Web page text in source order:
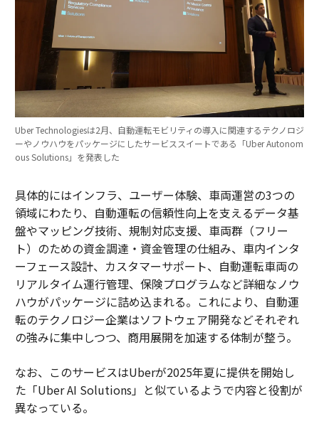
Uber Technologiesは2月、自動運転モビリティの導入に関連するテクノロジ
ーやノウハウをパッケージにしたサービススイートである「Uber Autonom
ous Solutions」を発表した
具体的にはインフラ、ユーザー体験、車両運営の3つの
領域にわたり、自動運転の信頼性向上を支えるデータ基
盤やマッピング技術、規制対応支援、車両群（フリー
ト）のための資金調達・資金管理の仕組み、車内インタ
ーフェース設計、カスタマーサポート、自動運転車両の
リアルタイム運行管理、保険プログラムなど詳細なノウ
ハウがパッケージに詰め込まれる。これにより、自動運
転のテクノロジー企業はソフトウェア開発などそれぞれ
の強みに集中しつつ、商用展開を加速する体制が整う。
なお、このサービスはUberが2025年夏に提供を開始し
た「Uber AI Solutions」と似ているようで内容と役割が
異なっている。